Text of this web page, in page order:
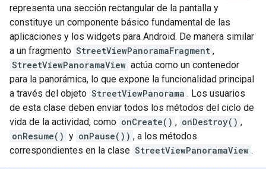
representa una sección rectangular de la pantalla y
constituye un componente básico fundamental de las
aplicaciones y los widgets para Android. De manera similar
a un fragmento StreetViewPanoramaFragment ,
StreetViewPanoramaView actúa como un contenedor
para la panorámica, lo que expone la funcionalidad principal
a través del objeto StreetViewPanorama . Los usuarios
de esta clase deben enviar todos los métodos del ciclo de
vida de la actividad, como onCreate() , onDestroy() ,
onResume() y onPause()) , a los métodos
correspondientes en la clase StreetViewPanoramaView .